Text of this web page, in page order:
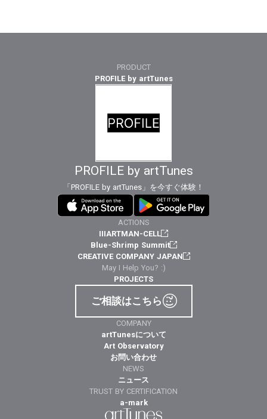
PRODUCT
PROFILE by artTunes
PROFILE by artTunes
「PROFILE by artTunes」を今すぐ体験！
ACTIONS
IIIARTMAN-CELL
Blue-Shrimp Summit
CREATIVE COMPANY JAPAN
May I Help You? :)
PROJECTS
ご相談はこちら
COMPANY
artTunesについて
Art Observatory
お問い合わせ
NEWS
ニュース
TRUST BY CERTIFICATION
a-mark